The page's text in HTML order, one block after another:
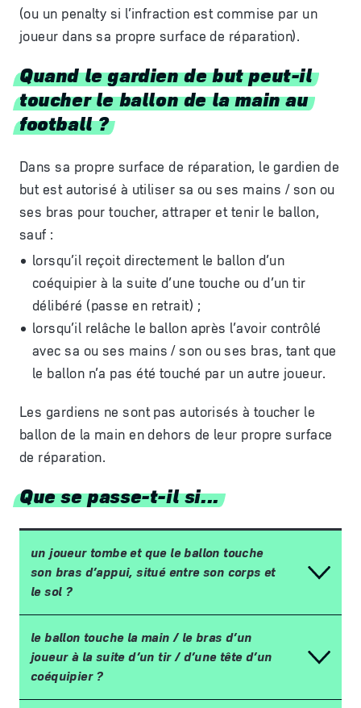
(ou un penalty si l’infraction est commise par un
joueur dans sa propre surface de réparation).
Quand le gardien de but peut-il
toucher le ballon de la main au
football ?
Dans sa propre surface de réparation, le gardien de
but est autorisé à utiliser sa ou ses mains / son ou
ses bras pour toucher, attraper et tenir le ballon,
sauf :
lorsqu’il reçoit directement le ballon d’un
coéquipier à la suite d’une touche ou d’un tir
délibéré (passe en retrait) ;
lorsqu’il relâche le ballon après l’avoir contrôlé
avec sa ou ses mains / son ou ses bras, tant que
le ballon n’a pas été touché par un autre joueur.
Les gardiens ne sont pas autorisés à toucher le
ballon de la main en dehors de leur propre surface
de réparation.
Que se passe-t-il si...
un joueur tombe et que le ballon touche
son bras d’appui, situéentre son corps et
le sol ?
le ballon touche la main / le bras d’un
joueur à la suite d’un tir / d’une tête d’un
coéquipier ?